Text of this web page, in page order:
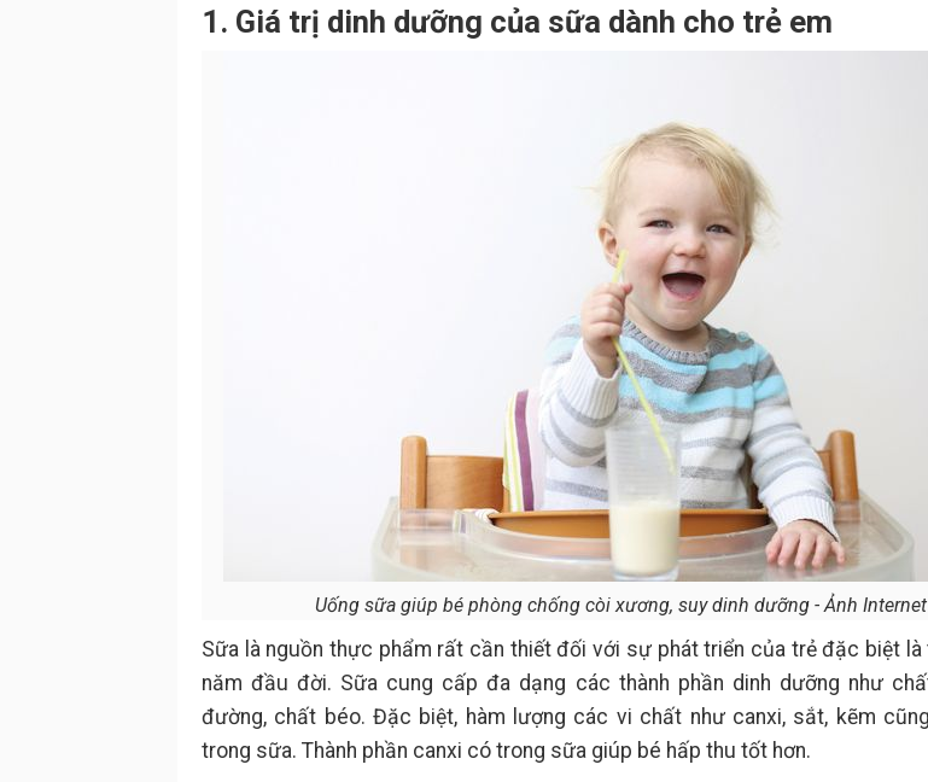
1. Giá trị dinh dưỡng của sữa dành cho trẻ em
Uống sữa giúp bé phòng chống còi xương, suy dinh dưỡng - Ảnh Internet
Sữa là nguồn thực phẩm rất cần thiết đối với sự phát triển của trẻ đặc biệt là
năm đầu đời. Sữa cung cấp đa dạng các thành phần dinh dưỡng như
đường, chất béo. Đặc biệt, hàm lượng các vi chất như canxi, sắt, kẽm
trong sữa. Thành phần canxi có trong sữa giúp bé hấp thu tốt hơn.